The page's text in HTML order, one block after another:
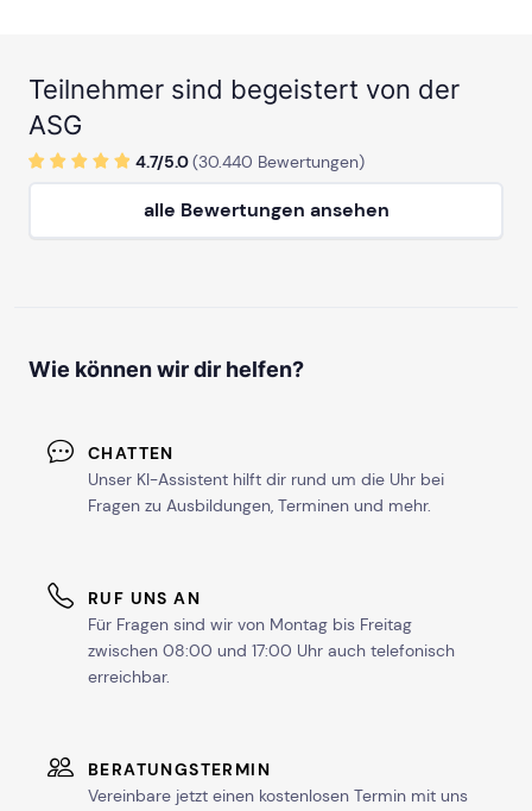
Teilnehmer sind begeistert von der
ASG
4.7/5.0(30.440 Bewertungen)
alle Bewertungen ansehen
Wie können wir dir helfen?
CHATTEN
Unser KI-Assistent hilft dir rund um die Uhr bei
Fragen zu Ausbildungen, Terminen und mehr.
RUF UNS AN
Für Fragen sind wir von Montag bis Freitag
zwischen 08:00 und 17:00 Uhr auch telefonisch
erreichbar.
BERATUNGSTERMIN
Vereinbare jetzt einen kostenlosen Termin mit uns